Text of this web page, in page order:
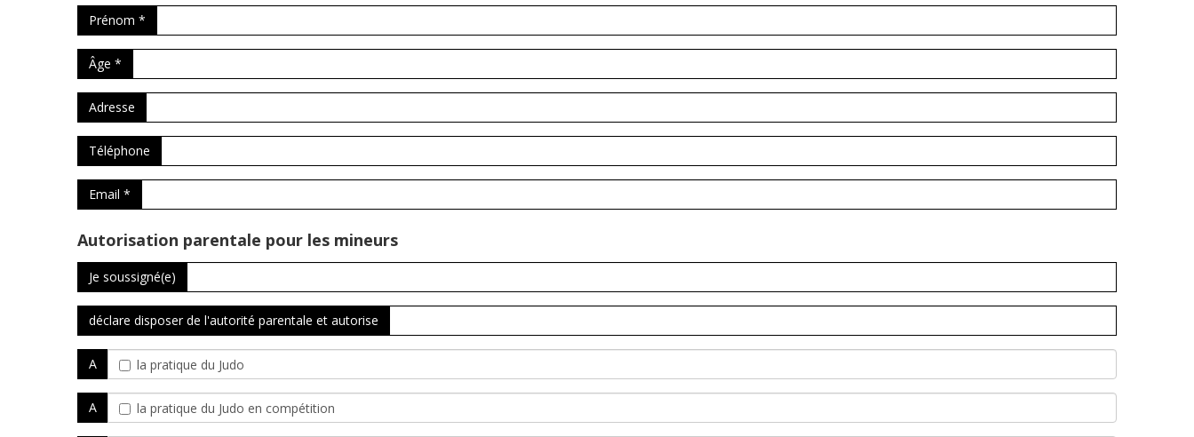
Prénom *
Âge *
Adresse
Téléphone
Email *
Autorisation parentale pour les mineurs
Je soussigné(e)
déclare disposer de l'autorité parentale et autorise
A la pratique du Judo
A la pratique du Judo en compétition